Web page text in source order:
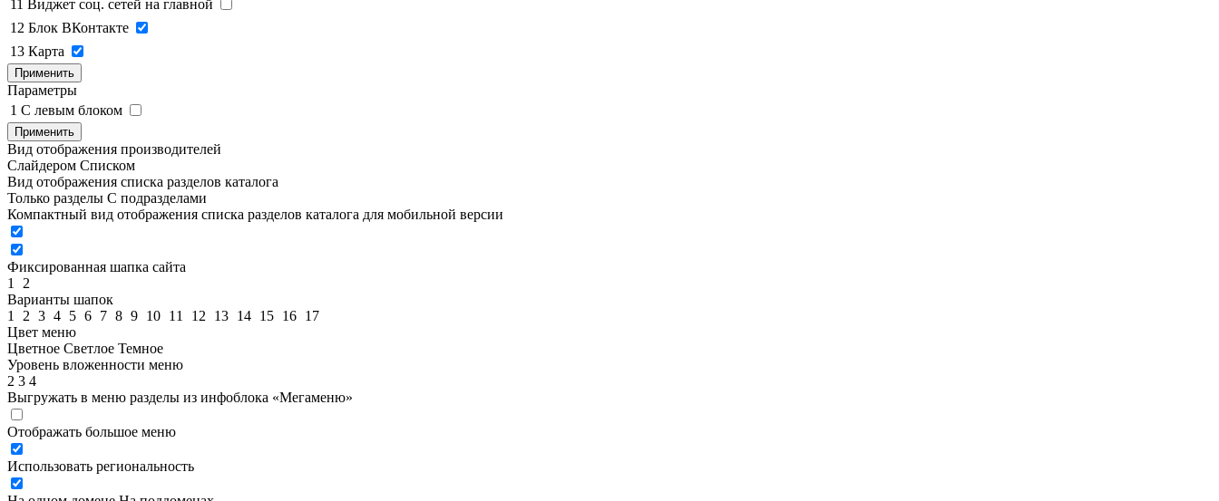
11 Виджет соц. сетей на главной
12 Блок ВКонтакте
13 Карта
Применить
Параметры
1 C левым блоком
Применить
Вид отображения производителей
Слайдером Списком
Вид отображения списка разделов каталога
Только разделы С подразделами
Компактный вид отображения списка разделов каталога для мобильной версии
Фиксированная шапка сайта
1
2
Варианты шапок
1
2 3 4 5 6 7 8 9 10 11 12 13 14 15 16 17
Цвет меню
Цветное Светлое Темное
Уровень вложенности меню
2 3 4
Выгружать в меню разделы из инфоблока «Мегаменю»
Отображать большое меню
Использовать региональность